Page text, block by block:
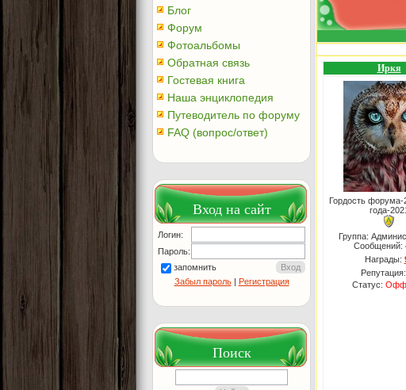
Блог
Форум
Фотоальбомы
Обратная связь
Гостевая книга
Наша энциклопедия
Путеводитель по форуму
FAQ (вопрос/ответ)
Вход на сайт
Логин:
Пароль:
запомнить
Забыл пароль| Регистрация
Поиск
Иркя
Гордость форума-
года-
Группа:
Сообщений:
Награды:
Репутация:
Статус: